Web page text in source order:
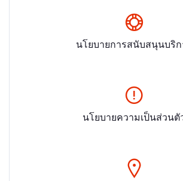
นโยบายการสนับสนุนบริก
นโยบายความเป็นส่วนตั